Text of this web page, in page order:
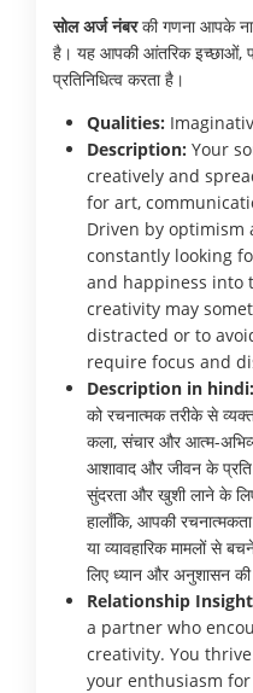
सोल अर्ज नंबरकी गणना आपके
है। यह आपकी आंतरिक इच्छाओं,
प्रतिनिधित्व करता है।
Qualities:
Description: Your
creatively and
for art,
Driven by optimism
constantly looking
and happiness into
creativity may
distracted or to
require focus and
Description in hindi:
को रचनात्मक तरीके से
कला, संचार और आत्म-
आशावाद और जीवन के
सुंदरता और खुशी लाने के
हालाँकि, आपकी
या व्यावहारिक मामलों से
लिए ध्यान और अनुशासन
Relationship
a partner who
creativity. You
your enthusiasm